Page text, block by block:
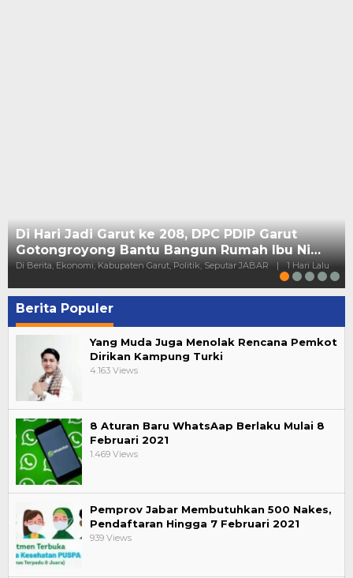
Di Hari Jadi Garut ke 208, DPC PDIP Garut
Gotongroyong Bantu Bangun Rumah Ibu Ni…
Di Berita, Ekonomi, Kabupaten Garut, Politik, Seputar JABAR | 1 Hari Lalu
Berita Populer
Yang Muda Juga Menolak Rencana Pemkot
Dirikan Kampung Turki
4.163 Views
8 Aturan Baru WhatsAap Berlaku Mulai 8
Februari 2021
1.469 Views
Pemprov Jabar Membutuhkan 500 Nakes,
Pendaftaran Hingga 7 Februari 2021
939 Views